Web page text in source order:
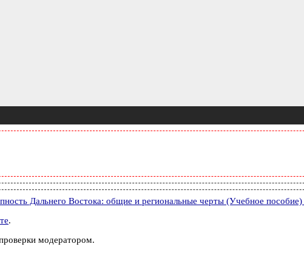
Дальнего Востока: общие и региональные черты (Учебное пособие)
.
модератором.